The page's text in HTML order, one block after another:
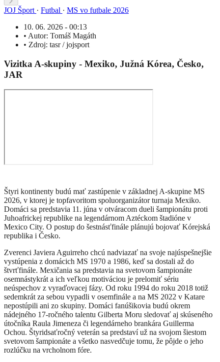
JOJ Šport · Futbal · MS vo futbale 2026
10. 06. 2026 - 00:13
• Autor: Tomáš Magáth
• Zdroj: tasr / jojsport
Vizitka A-skupiny - Mexiko, Južná Kórea, Česko,
JAR
Štyri kontinenty budú mať zastúpenie v základnej A-skupine MS
2026, v ktorej je topfavoritom spoluorganizátor turnaja Mexiko.
Domáci sa predstavia 11. júna v otváracom dueli šampionátu proti
Juhoafrickej republike na legendárnom Aztéckom štadióne v
Mexico City. O postup do šestnásťfinále plánujú bojovať Kórejská
republika i Česko.
Zverenci Javiera Aguirreho chcú nadviazať na svoje najúspešnejšie
vystúpenia z domácich MS 1970 a 1986, keď sa dostali až do
štvrťfinále. Mexičania sa predstavia na svetovom šampionáte
osemnástykrát a ich veľkou motiváciou je prelomiť sériu
neúspechov z vyraďovacej fázy. Od roku 1994 do roku 2018 totiž
sedemkrát za sebou vypadli v osemfinále a na MS 2022 v Katare
nepostúpili ani zo skupiny. Domáci fanúšikovia budú okrem
nádejného 17-ročného talentu Gilberta Moru sledovať aj skúseného
útočníka Raula Jimeneza či legendárneho brankára Guillerma
Ochou. Štyridsaťročný veterán sa predstaví už na svojom šiestom
svetovom šampionáte a všetko nasvedčuje tomu, že pôjde o jeho
rozlúčku na vrcholnom fóre.